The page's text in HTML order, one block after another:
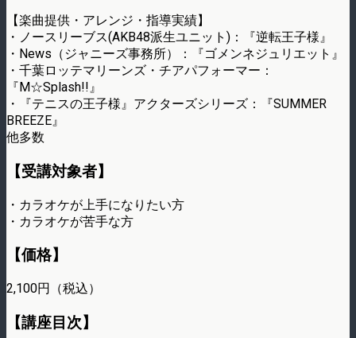
【楽曲提供・アレンジ・指導実績】
・ノースリーブス(AKB48派生ユニット)：『逆転王子様』
・News（ジャニーズ事務所）：『ゴメンネジュリエット』
・千葉ロッテマリーンズ・チアパフォーマー：
『M☆Splash!!』
・『テニスの王子様』アクターズシリーズ：『SUMMER
BREEZE』
他多数
【受講対象者】
・カラオケが上手になりたい方
・カラオケが苦手な方
【価格】
2,100円（税込）
【講座目次】